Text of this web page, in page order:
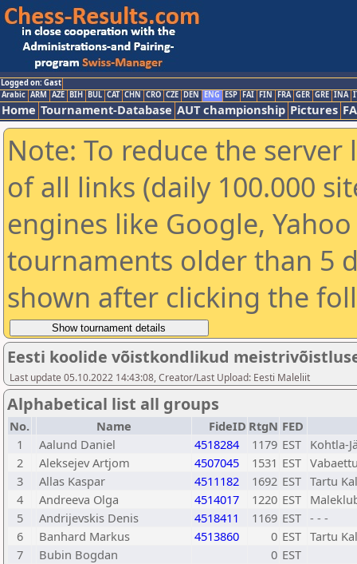
Logged on: Gast
Arabic ARM AZE BIH BUL CAT CHN CRO CZE DEN ENG ESP FAI FIN FRA GER GRE INA
Home Tournament-Database AUT championship Pictures
Note: To reduce the
of all links (daily 100.000
engines like Google,
tournaments older than 5
shown after clicking the
Eesti koolide võistkondlikud
Last update 05.10.2022 14:43:08, Creator/Last Upload: Eesti Maleliit
Alphabetical list all groups
No. Name FideID RtgN FED
1
Aalund Daniel 4518284 1179 EST Kohtla-
2
Aleksejev Artjom 4507045 1531 EST
3
Allas Kaspar 4511182 1692 EST Tartu
4
Andreeva Olga 4514017 1220 EST
5
Andrijevskis Denis 4518411 1169 EST - - -
6
Banhard Markus 4513860 0 EST Tartu
7
Bubin Bogdan 0 EST